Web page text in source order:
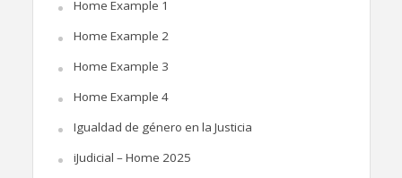
Home Example 1
Home Example 2
Home Example 3
Home Example 4
Igualdad de género en la Justicia
iJudicial – Home 2025